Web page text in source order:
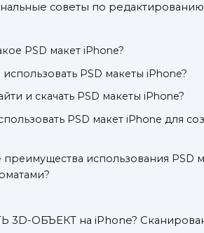
советы по редактированию
PSD макет iPhone?
использовать PSD макеты iPhone?
и скачать PSD макеты iPhone?
PSD макет iPhone для
преимущества использования PSD
3D-ОБЪЕКТ на iPhone?